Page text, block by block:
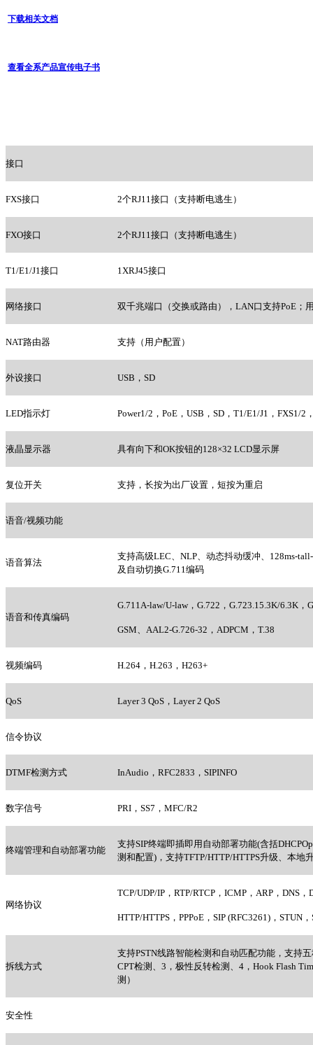
下载相关文档
查看全系产品宣传电子书
接口
FXS接口 2个RJ11接口（支持断电逃生）
FXO接口 2个RJ11接口（支持断电逃生）
T1/E1/J1接口 1XRJ45接口
网络接口 双千兆端口（交换或路由），LAN口支持PoE；
NAT路由器 支持（用户配置）
外设接口 USB ，SD
LED指示灯 Power1/2 ，PoE，USB，SD，T1/E1/J1，FXS1/
液晶显示器 具有向下和OK按钮的128×32 LCD显示屏
复位开关 支持，长按为出厂设置，短按为重启
语音/视频功能
语音算法
支持高级LEC、NLP、动态抖动缓冲、128ms-
及自动切换G.711编码
语音和传真编码
G.711A-law/U-law，G.722，G.723.15.3K/6.3K
GSM、AAL2-G.726-32，ADPCM，T.38
视频编码 H.264 ，H.263，H263+
QoS Layer 3 QoS ，Layer 2 QoS
信令协议
DTMF检测方式 InAudio ，RFC2833，SIPINFO
数字信号 PRI ，SS7，MFC/R2
终端管理和自动部署功能
支持SIP终端即插即用自动部署功能(含括
测和配置)，支持TFTP/HTTP/HTTPS升级、本地
网络协议
TCP/UDP/IP ，RTP/RTCP，ICMP，ARP，DNS
HTTP/HTTPS ，PPPoE，SIP (RFC3261)，STUN
拆线方式
支持PSTN线路智能检测和自动匹配功能，支持
CPT检测、3，极性反转检测、4，Hook Flash
测）
安全性